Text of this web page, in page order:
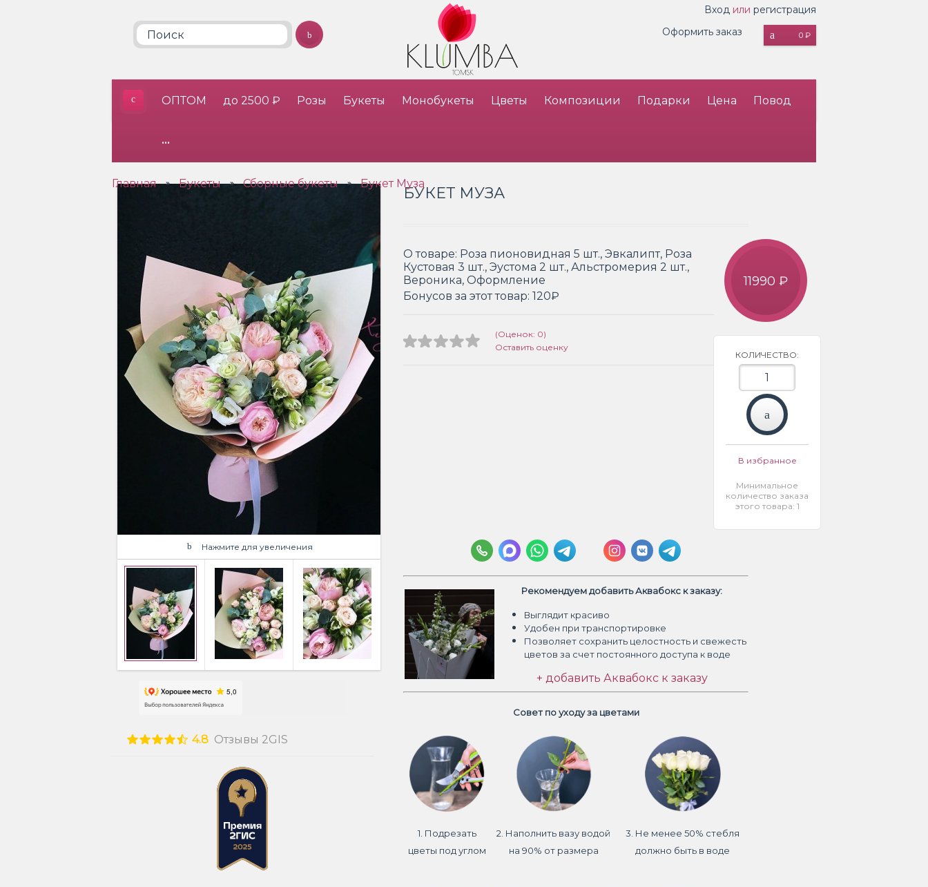
Вход или регистрация
0 ₽
Оформить заказ
ОПТОМ до 2500 ₽ Розы Букеты Монобукеты Цветы Композиции Подарки Цена Повод
•••
Главная » Букеты » Сборные букеты » Букет Муза
Нажмите для увеличения
4.8 Отзывы 2GIS
БУКЕТ МУЗА
О товаре: Роза пионовидная 5 шт., Эвкалипт, Роза
Кустовая 3 шт., Эустома 2 шт., Альстромерия 2 шт.,
Вероника, Оформление
Бонусов за этот товар: 120₽
(Оценок: 0)
Оставить оценку
11990 ₽
КОЛИЧЕСТВО:
В избранное
Минимальное
количество заказа
этого товара: 1
Рекомендуем добавить Аквабокс к заказу:
Выглядит красиво
Удобен при транспортировке
Позволяет сохранить целостность и свежесть
цветов за счет постоянного доступа к воде
+ добавить Аквабокс к заказу
Совет по уходу за цветами
1. Подрезать
цветы под углом
2. Наполнить вазу водой
на 90% от размера
3. Не менее 50% стебля
должно быть в воде